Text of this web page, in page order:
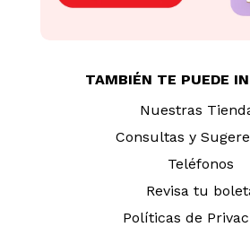
TAMBIÉN TE PUEDE
Nuestras
Consultas y
Teléfonos
Revisa tu
Políticas de